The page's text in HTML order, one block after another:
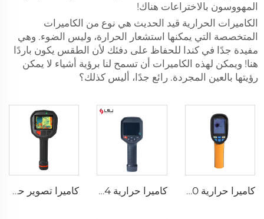
المهووسون بالاختراعات هناك!
الكاميرات الحرارية قيد الحديث هي نوع من الكاميرات
المتخصصة التي يمكنها استشعار الحرارة، وليس الضوء. وهي
مفيدة جدًا في كندا للحفاظ على دفئك لأن الطقس يكون باردًا
هنا! ويمكن لهذه الكاميرات أن تسمح لنا برؤية أشياء لا يمكن
رؤيتها بالعين المجردة. رائع جدًا، أليس كذلك؟
كاميرا حرارية E120 كاميرا حرارية E384 كاميرا تصوير حراري لإطفاء الحرائق F1200